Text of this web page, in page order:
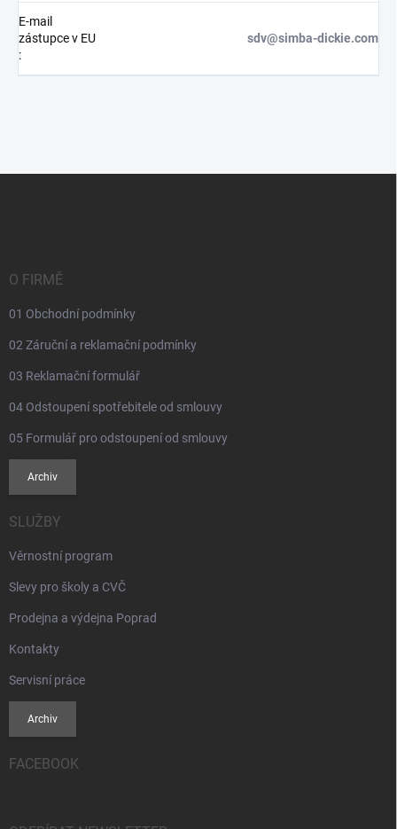
E-mail
zástupce v EU
:
sdv@simba-dickie.com
O FIRMĚ
01 Obchodní podmínky
02 Záruční a reklamační podmínky
03 Reklamační formulář
04 Odstoupení spotřebitele od smlouvy
05 Formulář pro odstoupení od smlouvy
Archiv
SLUŽBY
Věrnostní program
Slevy pro školy a CVČ
Prodejna a výdejna Poprad
Kontakty
Servisní práce
Archiv
FACEBOOK